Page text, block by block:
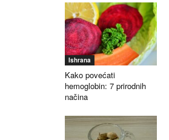
Ishrana
Kako povećati
hemoglobin: 7 prirodnih
načina